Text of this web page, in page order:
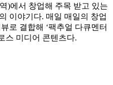
)에서 창업해 주목 받고 있는
이야기다. 매일 매일의 창업
로 결합해 ‘팩추얼 다큐멘터
스 미디어 콘텐츠다.